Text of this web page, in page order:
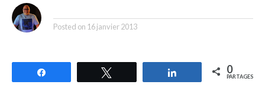
Posted on 16 janvier 2013
Partagez 0
PARTAGES